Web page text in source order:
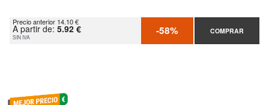
Precio anterior 14.10 €
A partir de: 5.92 €
SIN IVA -58% COMPRAR